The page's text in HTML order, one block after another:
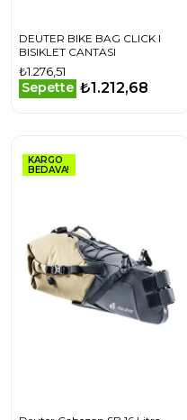
DEUTER BIKE BAG CLICK I
BISIKLET CANTASI
₺1.276,51
Sepette ₺1.212,68
KARGO
BEDAVA!